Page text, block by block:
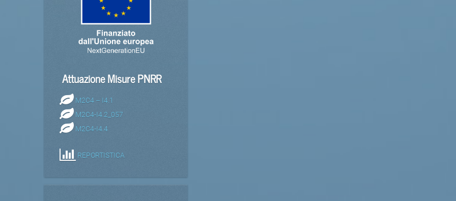
Attuazione Misure PNRR
M2C4 – I4.1
M2C4-I4.2_057
M2C4-I4.4
REPORTISTICA